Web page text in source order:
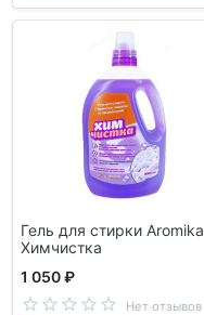
Гель для стирки Aromika
Химчистка
1 050 ₽
Нет отзывов